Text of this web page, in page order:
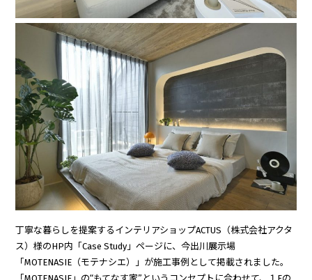
丁寧な暮らしを提案するインテリアショップACTUS（株式会社アクタ
ス）様のHP内「Case Study」ページに、今出川展示場
「MOTENASIE（モテナシエ）」が施工事例として掲載されました。